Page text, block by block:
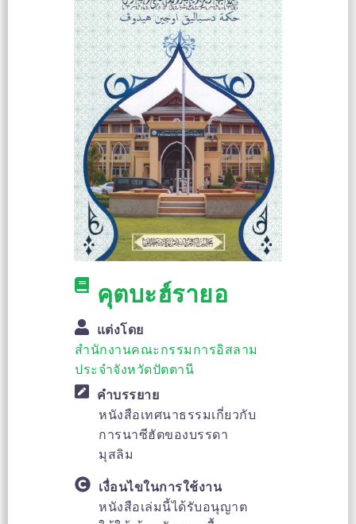
คุตบะฮ์รายอ
แต่งโดย
สำนักงานคณะกรรมการอิสลาม
ประจำจังหวัดปัตตานี
คำบรรยาย
หนังสือเทศนาธรรมเกี่ยวกับ
การนาซีฮัตของบรรดา
มุสลิม
เงื่อนไขในการใช้งาน
หนังสือเล่มนี้ได้รับอนุญาต